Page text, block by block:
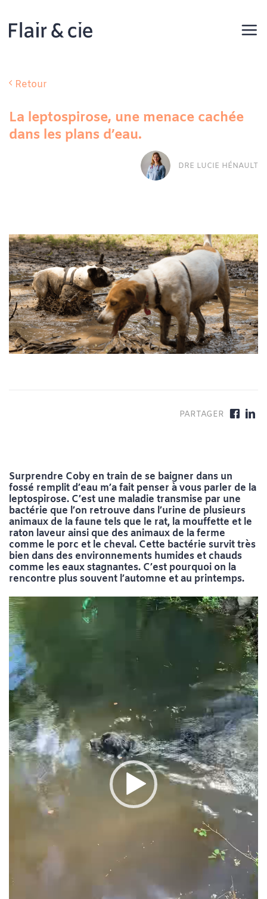
contenu
Retour
La leptospirose, une menace cachée
dans les plans d’eau.
DRE LUCIE HÉNAULT
Surprendre Coby en train de se baigner dans un
fossé remplit d’eau m’a fait penser à vous parler de la
leptospirose. C’est une maladie transmise par une
bactérie que l’on retrouve dans l’urine de plusieurs
animaux de la faune tels que le rat, la mouffette et le
raton laveur ainsi que des animaux de la ferme
comme le porc et le cheval. Cette bactérie survit très
bien dans des environnements humides et chauds
comme les eaux stagnantes. C’est pourquoi on la
rencontre plus souvent l’automne et au printemps.
Lecteur
vidéo